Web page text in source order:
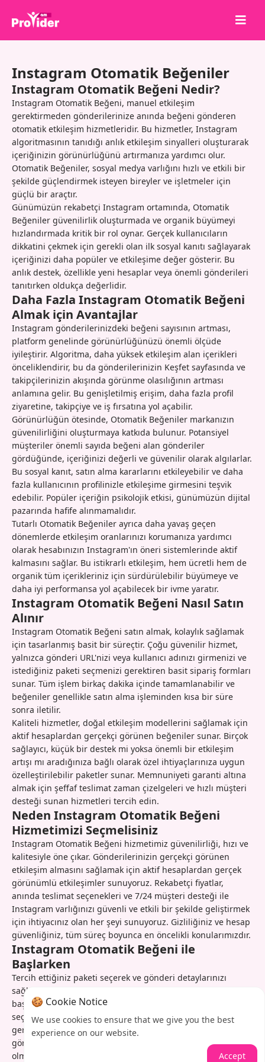
Hakkımızda
Giriş Yap
Kayıt Ol
Hizmetler
API
Şartlar
Blog
Instagram Otomatik Beğeniler
Instagram Otomatik Beğeni Nedir?
Instagram Otomatik Beğeni, manuel etkileşim
gerektirmeden gönderilerinize anında beğeni gönderen
otomatik etkileşim hizmetleridir. Bu hizmetler, Instagram
algoritmasının tanıdığı anlık etkileşim sinyalleri oluşturarak
içeriğinizin görünürlüğünü artırmanıza yardımcı olur.
Otomatik Beğeniler, sosyal medya varlığını hızlı ve etkili bir
şekilde güçlendirmek isteyen bireyler ve işletmeler için
güçlü bir araçtır.
Günümüzün rekabetçi Instagram ortamında, Otomatik
Beğeniler güvenilirlik oluşturmada ve organik büyümeyi
hızlandırmada kritik bir rol oynar. Gerçek kullanıcıların
dikkatini çekmek için gerekli olan ilk sosyal kanıtı sağlayarak
içeriğinizi daha popüler ve etkileşime değer gösterir. Bu
anlık destek, özellikle yeni hesaplar veya önemli gönderileri
tanıtırken oldukça değerlidir.
Daha Fazla Instagram Otomatik Beğeni
Almak için Avantajlar
Instagram gönderilerinizdeki beğeni sayısının artması,
platform genelinde görünürlüğünüzü önemli ölçüde
iyileştirir. Algoritma, daha yüksek etkileşim alan içerikleri
önceliklendirir, bu da gönderilerinizin Keşfet sayfasında ve
takipçilerinizin akışında görünme olasılığının artması
anlamına gelir. Bu genişletilmiş erişim, daha fazla profil
ziyaretine, takipçiye ve iş fırsatına yol açabilir.
Görünürlüğün ötesinde, Otomatik Beğeniler markanızın
güvenilirliğini oluşturmaya katkıda bulunur. Potansiyel
müşteriler önemli sayıda beğeni alan gönderiler
gördüğünde, içeriğinizi değerli ve güvenilir olarak algılarlar.
Bu sosyal kanıt, satın alma kararlarını etkileyebilir ve daha
fazla kullanıcının profilinizle etkileşime girmesini teşvik
edebilir. Popüler içeriğin psikolojik etkisi, günümüzün dijital
pazarında hafife alınmamalıdır.
Tutarlı Otomatik Beğeniler ayrıca daha yavaş geçen
dönemlerde etkileşim oranlarınızı korumanıza yardımcı
olarak hesabınızın Instagram'ın öneri sistemlerinde aktif
kalmasını sağlar. Bu istikrarlı etkileşim, hem ücretli hem de
organik tüm içerikleriniz için sürdürülebilir büyümeye ve
daha iyi performansa yol açabilecek bir ivme yaratır.
Instagram Otomatik Beğeni Nasıl Satın
Alınır
Instagram Otomatik Beğeni satın almak, kolaylık sağlamak
için tasarlanmış basit bir süreçtir. Çoğu güvenilir hizmet,
yalnızca gönderi URL'nizi veya kullanıcı adınızı girmenizi ve
istediğiniz paketi seçmenizi gerektiren basit sipariş formları
sunar. Tüm işlem birkaç dakika içinde tamamlanabilir ve
beğeniler genellikle satın alma işleminden kısa bir süre
sonra iletilir.
Kaliteli hizmetler, doğal etkileşim modellerini sağlamak için
aktif hesaplardan gerçekçi görünen beğeniler sunar. Birçok
sağlayıcı, küçük bir destek mi yoksa önemli bir etkileşim
artışı mı aradığınıza bağlı olarak özel ihtiyaçlarınıza uygun
özelleştirilebilir paketler sunar. Memnuniyeti garanti altına
almak için şeffaf teslimat zaman çizelgeleri ve hızlı müşteri
desteği sunan hizmetleri tercih edin.
Neden Instagram Otomatik Beğeni
Hizmetimizi Seçmelisiniz
Instagram Otomatik Beğeni hizmetimiz güvenilirliği, hızı ve
kalitesiyle öne çıkar. Gönderilerinizin gerçekçi görünen
etkileşim almasını sağlamak için aktif hesaplardan gerçek
görünümlü etkileşimler sunuyoruz. Rekabetçi fiyatlar,
anında teslimat seçenekleri ve 7/24 müşteri desteği ile
Instagram varlığınızı güvenli ve etkili bir şekilde geliştirmek
için ihtiyacınız olan her şeyi sunuyoruz. Gizliliğiniz ve hesap
güvenliğiniz, tüm süreç boyunca en öncelikli konularımızdır.
Instagram Otomatik Beğeni ile
Başlarken
Tercih ettiğiniz paketi seçerek ve gönderi detaylarınızı
sağlayarak Instagram gönderilerinizi bugün güçlendirmeye
başlayın. Sistemimiz siparişleri anında işler ve beğenileri
seçtiğiniz programa göre iletir. Siparişinizin ilerlemesini
gerçek zamanlı olarak takip edebilir ve sonuçları
görebilirsiniz; destek ekibimiz her türlü sorunuzda yardımcı
olmak için hazırdır. Gelecekteki içerik ihtiyaçlarınız için
🍪 Cookie Notice
We use cookies to ensure that we give you the best
experience on our website.
Accept